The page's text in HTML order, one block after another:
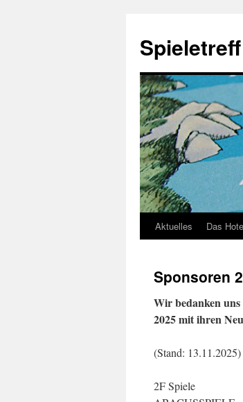
Zum
springen
Aktuelles Das
Sponsoren
Wir bedanken
2025 mit ihren
(Stand: 13.11.2025)
2F Spiele